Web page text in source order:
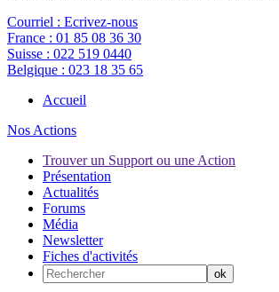
Courriel : Ecrivez-nous
France : 01 85 08 36 30
Suisse : 022 519 0440
Belgique : 023 18 35 65
Accueil
Nos Actions
Trouver un Support ou une Action
Présentation
Actualités
Forums
Média
Newsletter
Fiches d'activités